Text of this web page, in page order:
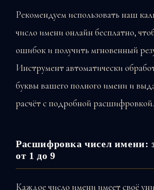
Рекомендуем использовать наш
число имени онлайн бесплатно,
ошибок и получить мгновенный
Инструмент автоматически
буквы вашего полного имени и
расчёт с подробной расшифровкой.
Расшифровка чисел имени:
от 1 до 9
Каждое число имени имеет своё